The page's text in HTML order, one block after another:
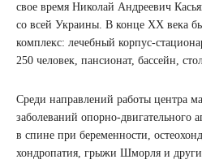
свое время Николай Андреевич
со всей Украины. В конце ХХ века
комплекс: лечебный корпус-
250 человек, пансионат, бассейн,
Среди направлений работы центра
заболеваний опорно-двигательного
в спине при беременности,
хондропатия, грыжи Шморля и